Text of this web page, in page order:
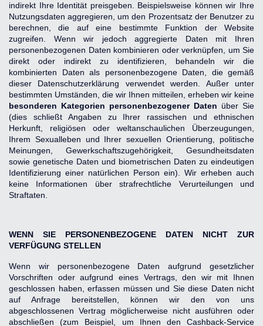
indirekt Ihre Identität preisgeben. Beispielsweise können wir Ihre
Nutzungsdaten aggregieren, um den Prozentsatz der Benutzer zu
berechnen, die auf eine bestimmte Funktion der Website
zugreifen. Wenn wir jedoch aggregierte Daten mit Ihren
personenbezogenen Daten kombinieren oder verknüpfen, um Sie
direkt oder indirekt zu identifizieren, behandeln wir die
kombinierten Daten als personenbezogene Daten, die gemäß
dieser Datenschutzerklärung verwendet werden. Außer unter
besonderen Kategorien personenbezogener Daten über Sie
(dies schließt Angaben zu Ihrer rassischen und ethnischen
Herkunft, religiösen oder weltanschaulichen Überzeugungen,
Ihrem Sexualleben und Ihrer sexuellen Orientierung, politische
Meinungen, Gewerkschaftszugehörigkeit, Gesundheitsdaten
sowie genetische Daten und biometrischen Daten zu eindeutigen
Identifizierung einer natürlichen Person ein). Wir erheben auch
keine Informationen über strafrechtliche Verurteilungen und
Straftaten.
WENN SIE PERSONENBEZOGENE DATEN NICHT ZUR
VERFÜGUNG STELLEN
Wenn wir personenbezogene Daten aufgrund gesetzlicher
Vorschriften oder aufgrund eines Vertrags, den wir mit Ihnen
geschlossen haben, erfassen müssen und Sie diese Daten nicht
auf Anfrage bereitstellen, können wir den von uns
abgeschlossenen Vertrag möglicherweise nicht ausführen oder
abschließen (zum Beispiel, um Ihnen den Cashback-Service